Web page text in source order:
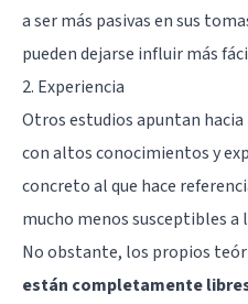
a ser más pasivas en sus
pueden dejarse influir más
2. Experiencia
Otros estudios apuntan hacia
con altos conocimientos y
concreto al que hace
mucho menos susceptibles a
No obstante, los propios
están completamente